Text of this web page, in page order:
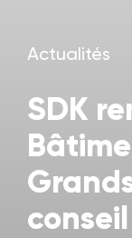
Actualités
SDK